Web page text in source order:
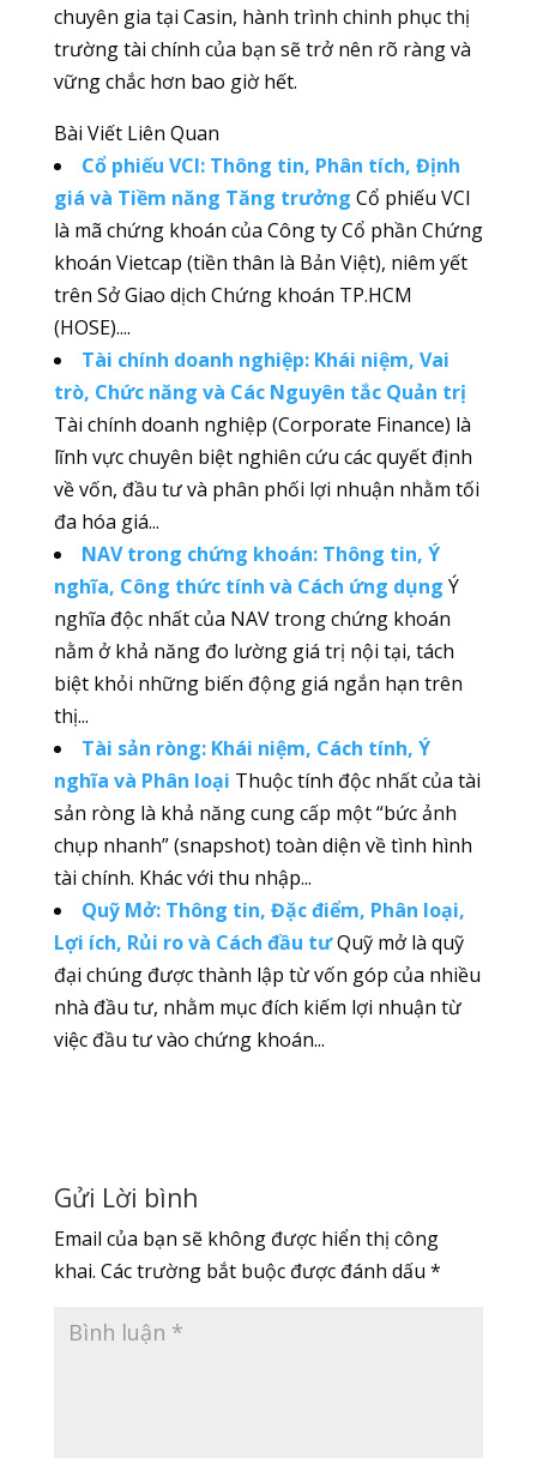
chuyên gia tại Casin, hành trình chinh phục thị
trường tài chính của bạn sẽ trở nên rõ ràng và
vững chắc hơn bao giờ hết.
Bài Viết Liên Quan
Cổ phiếu VCI: Thông tin, Phân tích, Định
giá và Tiềm năng Tăng trưởng Cổ phiếu VCI
là mã chứng khoán của Công ty Cổ phần Chứng
khoán Vietcap (tiền thân là Bản Việt), niêm yết
trên Sở Giao dịch Chứng khoán TP.HCM
(HOSE)....
Tài chính doanh nghiệp: Khái niệm, Vai
trò, Chức năng và Các Nguyên tắc Quản trị
Tài chính doanh nghiệp (Corporate Finance) là
lĩnh vực chuyên biệt nghiên cứu các quyết định
về vốn, đầu tư và phân phối lợi nhuận nhằm tối
đa hóa giá...
NAV trong chứng khoán: Thông tin, Ý
nghĩa, Công thức tính và Cách ứng dụng Ý
nghĩa độc nhất của NAV trong chứng khoán
nằm ở khả năng đo lường giá trị nội tại, tách
biệt khỏi những biến động giá ngắn hạn trên
thị...
Tài sản ròng: Khái niệm, Cách tính, Ý
nghĩa và Phân loại Thuộc tính độc nhất của tài
sản ròng là khả năng cung cấp một “bức ảnh
chụp nhanh” (snapshot) toàn diện về tình hình
tài chính. Khác với thu nhập...
Quỹ Mở: Thông tin, Đặc điểm, Phân loại,
Lợi ích, Rủi ro và Cách đầu tưQuỹ mở là quỹ
đại chúng được thành lập từ vốn góp của nhiều
nhà đầu tư, nhằm mục đích kiếm lợi nhuận từ
việc đầu tư vào chứng khoán...
Gửi Lời bình
Email của bạn sẽ không được hiển thị công
khai. Các trường bắt buộc được đánh dấu *